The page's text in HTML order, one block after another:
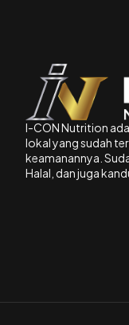
I-CON Nutrition
lokal yang sudah
keamanannya.
Halal, dan juga